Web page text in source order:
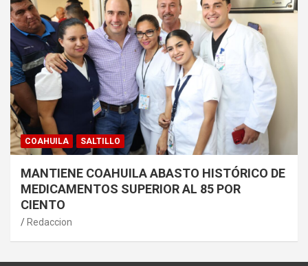
COAHUILA SALTILLO
MANTIENE COAHUILA ABASTO HISTÓRICO DE
MEDICAMENTOS SUPERIOR AL 85 POR
CIENTO
Redaccion